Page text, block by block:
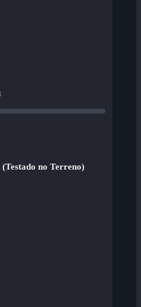
no Terreno)